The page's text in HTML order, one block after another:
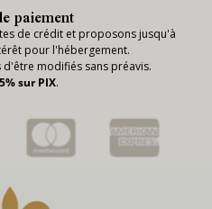
paiement
de crédit et proposons jusqu'à
pour l'hébergement.
modifiés sans préavis.
5% sur PIX.